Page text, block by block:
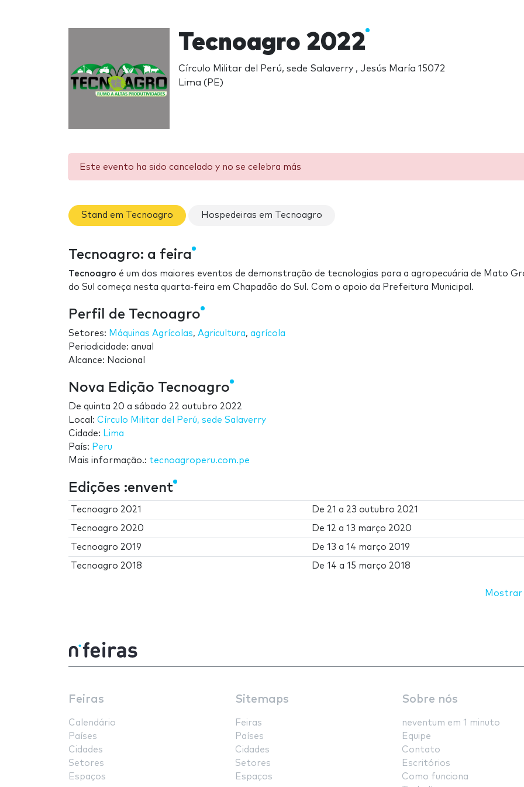
Tecnoagro 2022
Círculo Militar del Perú, sede Salaverry , Jesús María 15072
Lima (PE)
Este evento ha sido cancelado y no se celebra más
Stand em Tecnoagro Hospedeiras em Tecnoagro
Tecnoagro: a feira
Tecnoagro é um dos maiores eventos de demonstração de tecnologias para a agropecuária de Mato
do Sul começa nesta quarta-feira em Chapadão do Sul. Com o apoio da Prefeitura Municipal.
Perfil de Tecnoagro
Setores: Máquinas Agrícolas, Agricultura, agrícola
Periodicidade: anual
Alcance: Nacional
Nova Edição Tecnoagro
De quinta 20 a sábado 22 outubro 2022
Local: Círculo Militar del Perú, sede Salaverry
Cidade: Lima
País: Peru
Mais informação.: tecnoagroperu.com.pe
Edições :envent
Tecnoagro 2021 De 21 a 23 outubro 2021
Tecnoagro 2020 De12 a13 março 2020
Tecnoagro 2019 De13 a14 março 2019
Tecnoagro 2018 De14 a15 março 2018
Mostrar
Feiras
Calendário
Países
Cidades
Setores
Espaços
Sitemaps
Feiras
Países
Cidades
Setores
Espaços
Sobre nós
neventum em 1 minuto
Equipe
Contato
Escritórios
Como funciona